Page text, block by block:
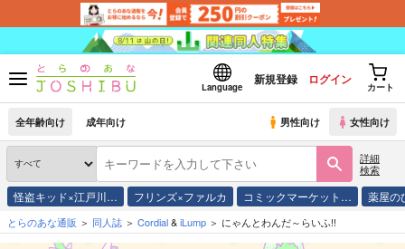
Language
新規登録 ログイン
カート
全年齢向け 成年向け 男性向け 女性向け
詳細
検索
怪盗キッド×江戸川… フリンズ×ファルカ コミックマーケット… 薬屋の
とらのあな通販 同人誌 Cordial&iLump にゃんとわんだ～らいふ!!